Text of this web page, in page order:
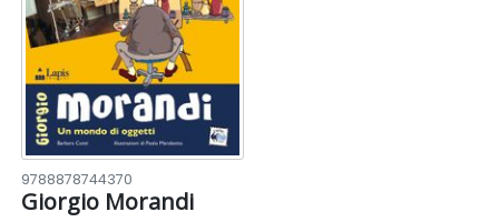
9788878744370
Giorgio Morandi